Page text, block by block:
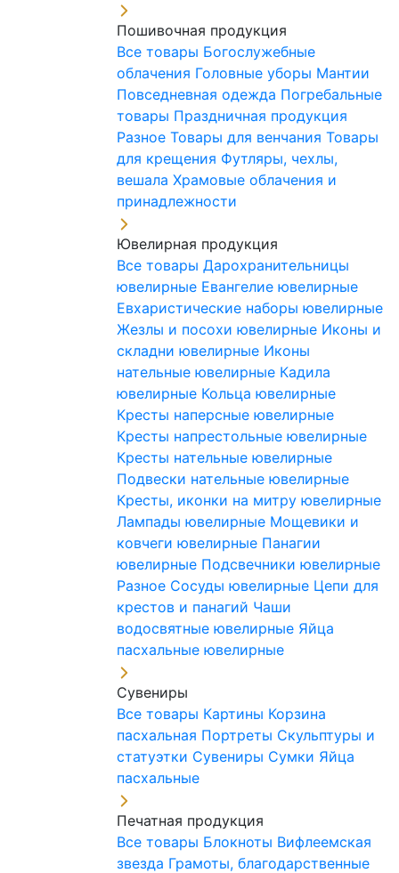
Пошивочная продукция
Все товары Богослужебные
облачения Головные уборы Мантии
Повседневная одежда Погребальные
товары Праздничная продукция
Разное Товары для венчания Товары
для крещения Футляры, чехлы,
вешала Храмовые облачения и
принадлежности
Ювелирная продукция
Все товары Дарохранительницы
ювелирные Евангелие ювелирные
Евхаристические наборы ювелирные
Жезлы и посохи ювелирные Иконы и
складни ювелирные Иконы
нательные ювелирные Кадила
ювелирные Кольца ювелирные
Кресты наперсные ювелирные
Кресты напрестольные ювелирные
Кресты нательные ювелирные
Подвески нательные ювелирные
Кресты, иконки на митру ювелирные
Лампады ювелирные Мощевики и
ковчеги ювелирные Панагии
ювелирные Подсвечники ювелирные
Разное Сосуды ювелирные Цепи для
крестов и панагий Чаши
водосвятные ювелирные Яйца
пасхальные ювелирные
Сувениры
Все товары Картины Корзина
пасхальная Портреты Скульптуры и
статуэтки Сувениры Сумки Яйца
пасхальные
Печатная продукция
Все товары Блокноты Вифлеемская
звезда Грамоты, благодарственные